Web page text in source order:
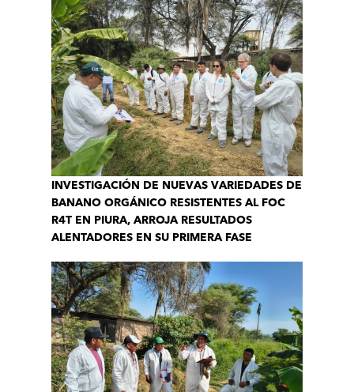
INVESTIGACIÓN DE NUEVAS VARIEDADES DE
BANANO ORGÁNICO RESISTENTES AL FOC
R4T EN PIURA, ARROJA RESULTADOS
ALENTADORES EN SU PRIMERA FASE